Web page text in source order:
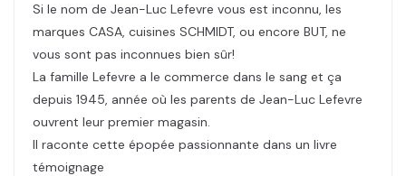
Si le nom de Jean-Luc Lefevre vous est inconnu, les
marques CASA, cuisines SCHMIDT, ou encore BUT, ne
vous sont pas inconnues bien sûr!
La famille Lefevre a le commerce dans le sang et ça
depuis 1945, année où les parents de Jean-Luc Lefevre
ouvrent leur premier magasin.
Il raconte cette épopée passionnante dans un livre
témoignage